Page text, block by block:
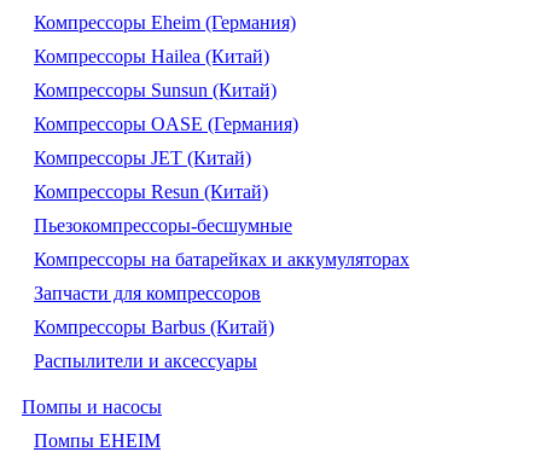
Компрессоры Eheim (Германия)
Компрессоры Hailea (Китай)
Компрессоры Sunsun (Китай)
Компрессоры OASE (Германия)
Компрессоры JET (Китай)
Компрессоры Resun (Китай)
Пьезокомпрессоры-бесшумные
Компрессоры на батарейках и аккумуляторах
Запчасти для компрессоров
Компрессоры Barbus (Китай)
Распылители и аксессуары
Помпы и насосы
Помпы EHEIM